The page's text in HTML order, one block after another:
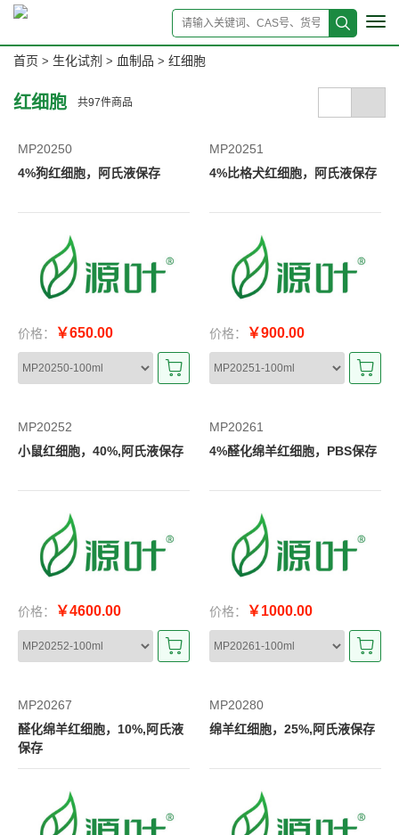
首页 > 生化试剂 > 血制品 > 红细胞
红细胞 共97件商品
MP20250
4%狗红细胞，阿氏液保存
价格： ￥650.00
MP20251
4%比格犬红细胞，阿氏液保存
价格： ￥900.00
MP20252
小鼠红细胞，40%,阿氏液保存
价格： ￥4600.00
MP20261
4%醛化绵羊红细胞，PBS保存
价格： ￥1000.00
MP20267
醛化绵羊红细胞，10%,阿氏液
保存
MP20280
绵羊红细胞，25%,阿氏液保存